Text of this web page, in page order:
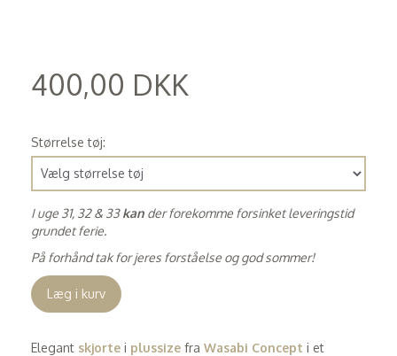
400,00 DKK
Størrelse tøj:
I uge 31, 32 & 33kan der forekomme forsinket leveringstid
grundet ferie.
På forhånd tak for jeres forståelse og god sommer!
Læg i kurv
Elegant skjorte i plussize fra Wasabi Concept i et